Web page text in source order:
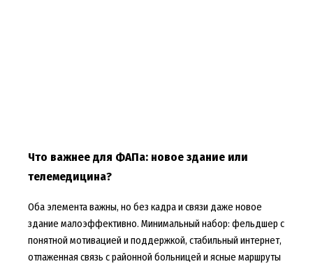
Что важнее для ФАПа: новое здание или
телемедицина?
Оба элемента важны, но без кадра и связи даже новое
здание малоэффективно. Минимальный набор: фельдшер с
понятной мотивацией и поддержкой, стабильный интернет,
отлаженная связь с районной больницей и ясные маршруты